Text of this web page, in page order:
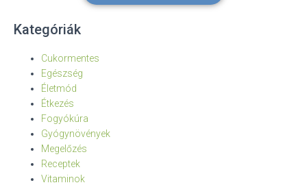
Kategóriák
Cukormentes
Egészség
Életmód
Étkezés
Fogyókúra
Gyógynövények
Megelőzés
Receptek
Vitaminok